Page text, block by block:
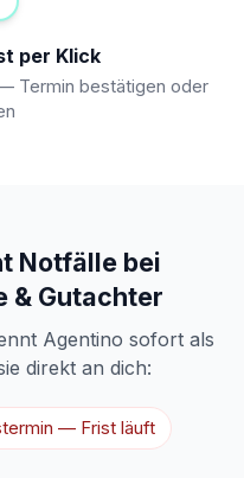
per Klick
Termin bestätigen oder
Notfälle bei
& Gutachter
Agentino sofort als
direkt an dich:
— Frist läuft